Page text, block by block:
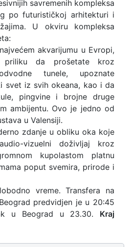
savremenih kompleksa
po futurističkoj arhitekturi i
U okviru kompleksa
akvarijumu u Evropi,
da prošetate kroz
tunele, upoznate
svet iz svih okeana, kao i da
pingvine i brojne druge
ambijentu. Ovo je jedno od
u Valensiji.
zdanje u obliku oka koje
vizuelni doživljaj kroz
kupolastom platnu
poput svemira, prirode i
vreme. Transfera na
predvidjen je u 20:45
u Beograd u 23.30. Kraj